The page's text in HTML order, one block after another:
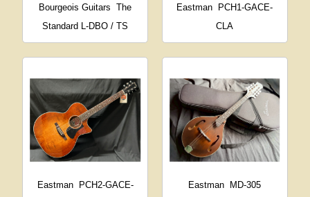
Bourgeois Guitars
The
Standard L-DBO / TS
Eastman
PCH1-GACE-
CLA
Eastman
PCH2-GACE-
Eastman MD-305